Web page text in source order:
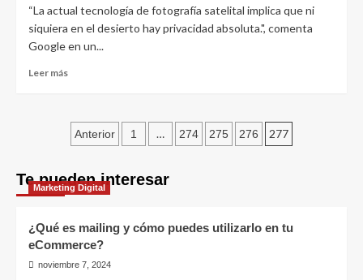
sistema
operativo
vendido
“La actual tecnología de fotografía satelital implica que ni
siquiera en el desierto hay privacidad absoluta.", comenta
Google en un...
Leer más
privacidad
absoluta
existe?
Paginación
entradas
Anterior 1 … 274 275 276 277
Te pueden interesar
Marketing Digital
¿Qué es mailing y cómo puedes utilizarlo en tu
eCommerce?
noviembre 7, 2024